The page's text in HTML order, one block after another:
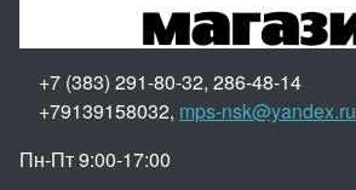
+7 (383) 291-80-32, 286-48-14
+79139158032, mps-nsk@yandex.ru
Пн-Пт 9:00-17:00